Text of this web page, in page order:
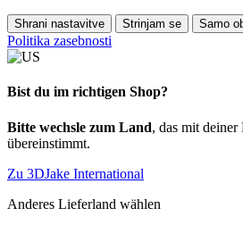
Shrani nastavitve Strinjam se Samo
Politika zasebnosti
Bist du im richtigen Shop?
Bitte wechsle zum Land, das mit deiner
übereinstimmt.
Zu 3DJake International
Anderes Lieferland wählen